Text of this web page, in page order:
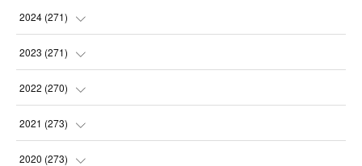
(14
(21
(21
2024 (271)
(21
(22
(23
(22
2023 (271)
(22
(23
(23
2022 (270)
(23
(23
2021 (273)
(24
2020 (273)